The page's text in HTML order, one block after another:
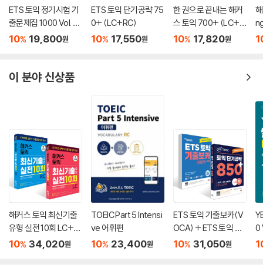
ETS 토익 정기시험 기
출문제집 1000 Vol. 5
RC
10% 19,800원
ETS 토익 단기공략 75
0+ (LC+RC)
10% 17,550원
한 권으로 끝내는 해커
스 토익 700+ (LC+R
C+VOCA)
10% 17,820원
이 분야 신상품
해커스 토익 최신기출
유형 실전 10회 LC+R
C 세트 (모의고사+해
10% 34,020원
TOEIC Part 5 Intensi
ve 어휘편
10% 23,400원
ETS 토익 기출보카(V
OCA) + ETS 토익 단
기공략 850+ (LC+R
10% 31,050원
0